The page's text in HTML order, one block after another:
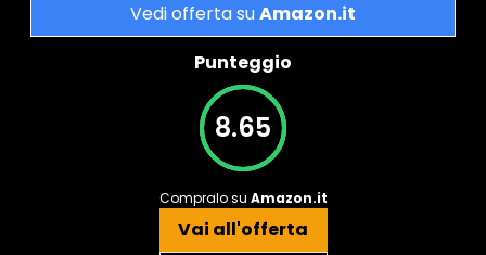
Vedi offerta suAmazon.it
Punteggio
8.65
Compralo su Amazon.it
Vai all'offerta